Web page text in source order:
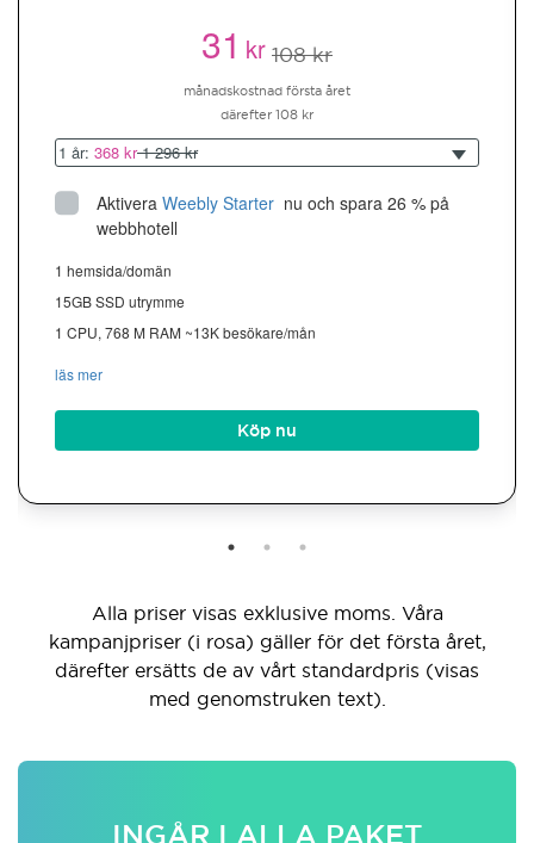
31kr 108 kr
månadskostnad första året
därefter 108 kr
1 år: 368 kr1 296 kr
Aktivera Weebly Starter nu och spara 26 % på
webbhotell
1 hemsida/domän
15GB SSD utrymme
1 CPU, 768 M RAM ~13K besökare/mån
läs mer
Köp nu
Alla priser visas exklusive moms. Våra
kampanjpriser (i rosa) gäller för det första året,
därefter ersätts de av vårt standardpris (visas
med genomstruken text).
INGÅR I ALLA PAKET